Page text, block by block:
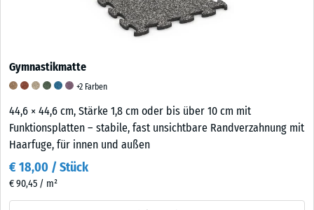
Gymnastikmatte
+2 Farben
44,6 × 44,6 cm, Stärke 1,8 cm oder bis über 10 cm mit
Funktionsplatten – stabile, fast unsichtbare Randverzahnung mit
Haarfuge, für innen und außen
€ 18,00 / Stück
€ 90,45 / m²